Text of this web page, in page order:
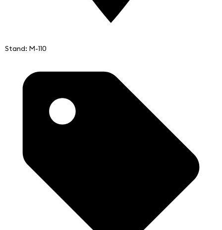
Stand: M-110